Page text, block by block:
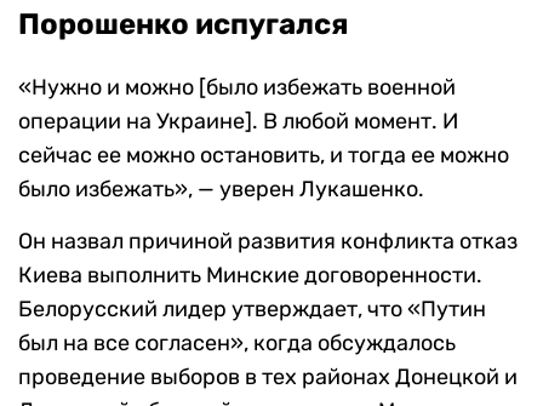
Порошенко испугался
«Нужно и можно [было избежать военной
операции на Украине]. В любой момент. И
сейчас ее можно остановить, и тогда ее можно
было избежать», — уверен Лукашенко.
Он назвал причиной развития конфликта отказ
Киева выполнить Минские договоренности.
Белорусский лидер утверждает, что «Путин
был на все согласен», когда обсуждалось
проведение выборов в тех районах Донецкой и